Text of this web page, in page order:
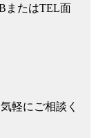
またはTEL面
軽にご相談く